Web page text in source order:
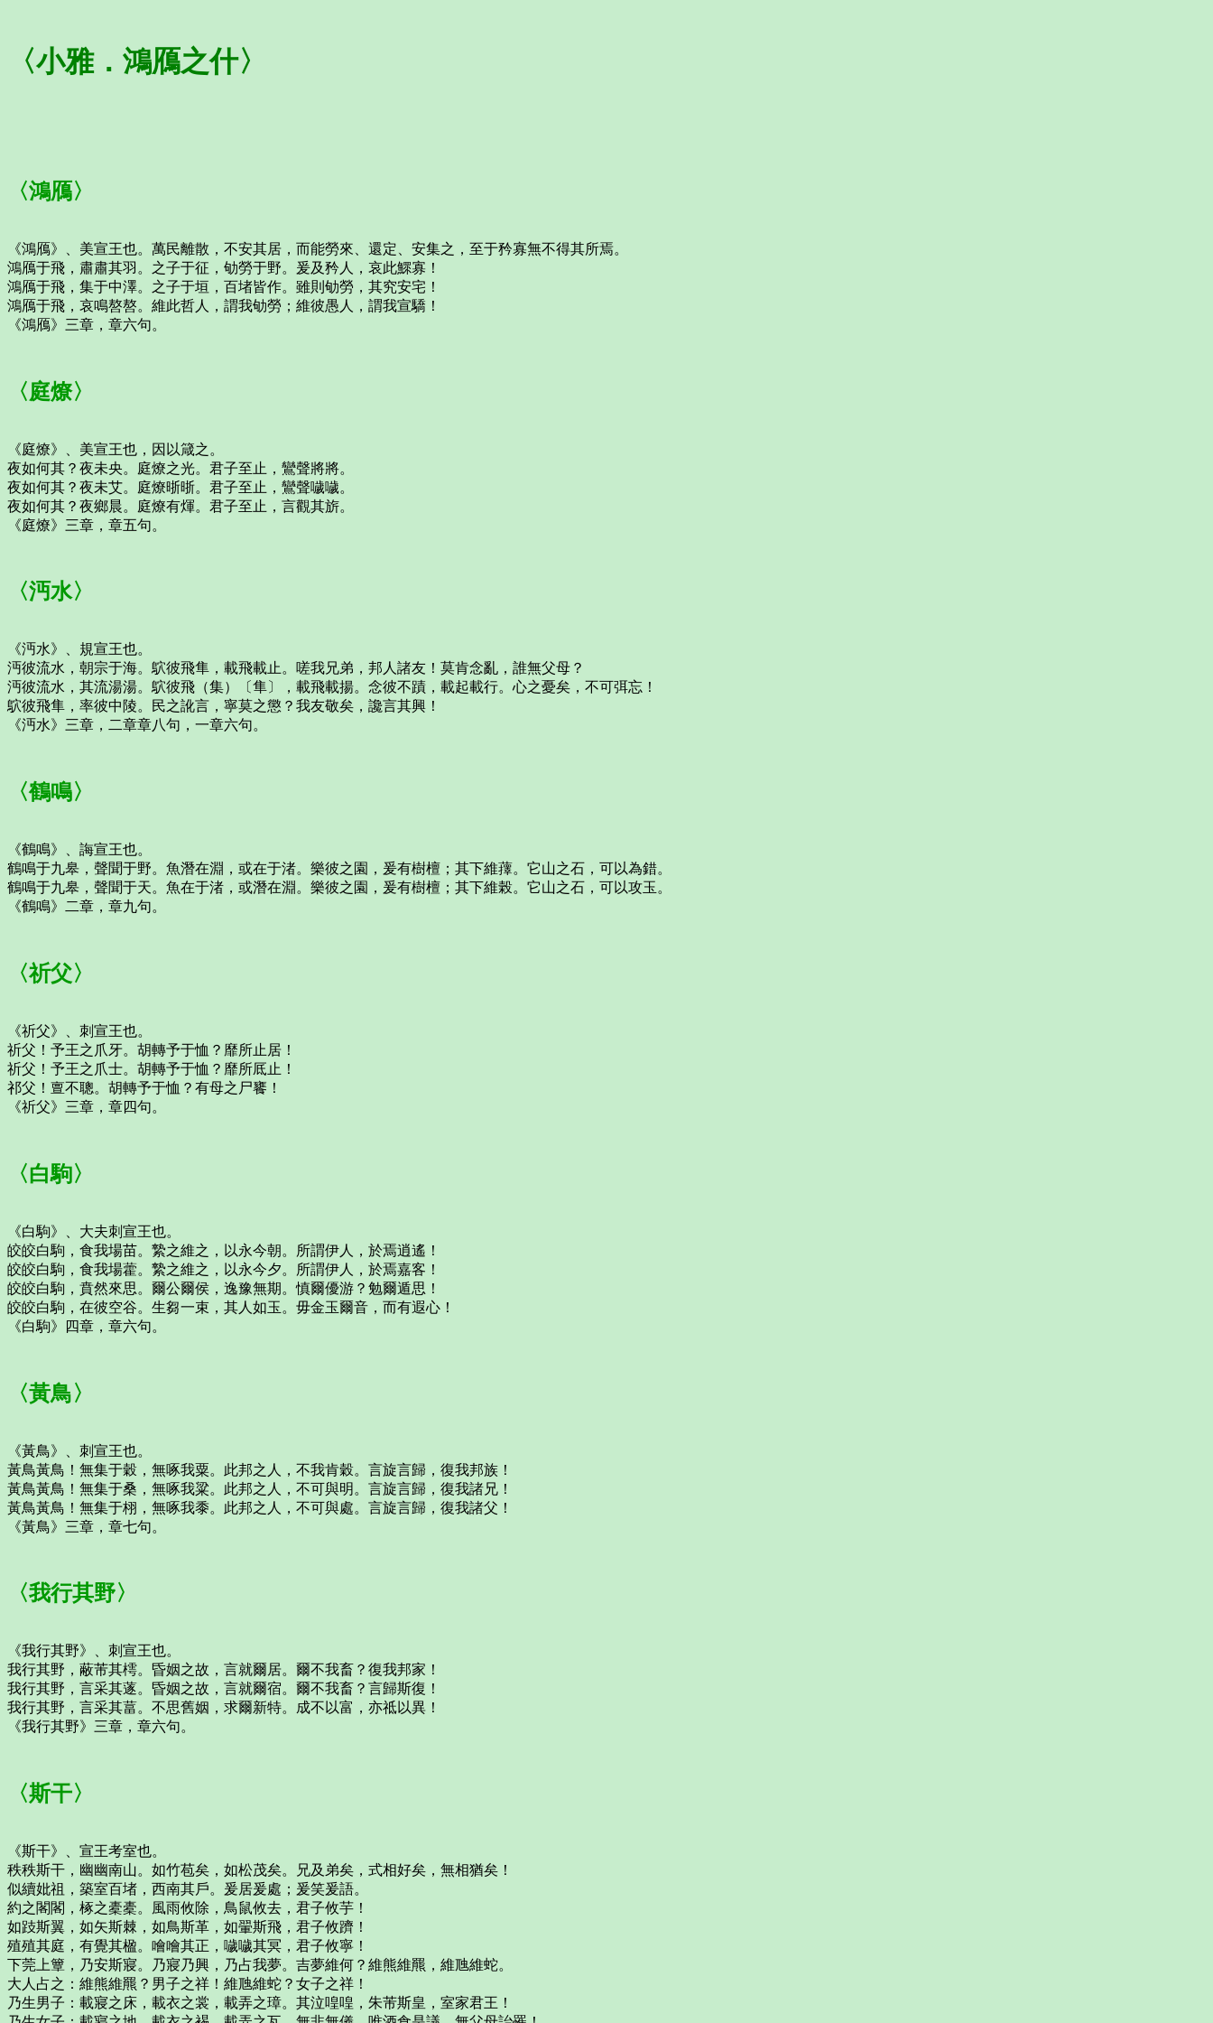
〈小雅．鴻鴈之什〉
〈鴻鴈〉
《鴻鴈》、美宣王也。萬民離散，不安其居，而能勞來、還定、安集之，至于矜寡無不得其所焉。
鴻鴈于飛，肅肅其羽。之子于征，劬勞于野。爰及矜人，哀此鰥寡！
鴻鴈于飛，集于中澤。之子于垣，百堵皆作。雖則劬勞，其究安宅！
鴻鴈于飛，哀鳴嗸嗸。維此哲人，謂我劬勞；維彼愚人，謂我宣驕！
《鴻鴈》三章，章六句。
〈庭燎〉
《庭燎》、美宣王也，因以箴之。
夜如何其？夜未央。庭燎之光。君子至止，鸞聲將將。
夜如何其？夜未艾。庭燎晣晣。君子至止，鸞聲噦噦。
夜如何其？夜鄉晨。庭燎有煇。君子至止，言觀其旂。
《庭燎》三章，章五句。
〈沔水〉
《沔水》、規宣王也。
沔彼流水，朝宗于海。鴥彼飛隼，載飛載止。嗟我兄弟，邦人諸友！莫肯念亂，誰無父母？
沔彼流水，其流湯湯。鴥彼飛（集）〔隼〕，載飛載揚。念彼不蹟，載起載行。心之憂矣，不可弭忘！
鴥彼飛隼，率彼中陵。民之訛言，寧莫之懲？我友敬矣，讒言其興！
《沔水》三章，二章章八句，一章六句。
〈鶴鳴〉
《鶴鳴》、誨宣王也。
鶴鳴于九皋，聲聞于野。魚潛在淵，或在于渚。樂彼之園，爰有樹檀；其下維蘀。它山之石，可以為錯。
鶴鳴于九皋，聲聞于天。魚在于渚，或潛在淵。樂彼之園，爰有樹檀；其下維榖。它山之石，可以攻玉。
《鶴鳴》二章，章九句。
〈祈父〉
《祈父》、刺宣王也。
祈父！予王之爪牙。胡轉予于恤？靡所止居！
祈父！予王之爪士。胡轉予于恤？靡所厎止！
祁父！亶不聰。胡轉予于恤？有母之尸饔！
《祈父》三章，章四句。
〈白駒〉
《白駒》、大夫刺宣王也。
皎皎白駒，食我場苗。縶之維之，以永今朝。所謂伊人，於焉逍遙！
皎皎白駒，食我場藿。縶之維之，以永今夕。所謂伊人，於焉嘉客！
皎皎白駒，賁然來思。爾公爾侯，逸豫無期。慎爾優游？勉爾遁思！
皎皎白駒，在彼空谷。生芻一束，其人如玉。毋金玉爾音，而有遐心！
《白駒》四章，章六句。
〈黃鳥〉
《黃鳥》、刺宣王也。
黃鳥黃鳥！無集于穀，無啄我粟。此邦之人，不我肯穀。言旋言歸，復我邦族！
黃鳥黃鳥！無集于桑，無啄我粱。此邦之人，不可與明。言旋言歸，復我諸兄！
黃鳥黃鳥！無集于栩，無啄我黍。此邦之人，不可與處。言旋言歸，復我諸父！
《黃鳥》三章，章七句。
〈我行其野〉
《我行其野》、刺宣王也。
我行其野，蔽芾其樗。昏姻之故，言就爾居。爾不我畜？復我邦家！
我行其野，言采其蓫。昏姻之故，言就爾宿。爾不我畜？言歸斯復！
我行其野，言采其葍。不思舊姻，求爾新特。成不以富，亦祗以異！
《我行其野》三章，章六句。
〈斯干〉
《斯干》、宣王考室也。
秩秩斯干，幽幽南山。如竹苞矣，如松茂矣。兄及弟矣，式相好矣，無相猶矣！
似續妣祖，築室百堵，西南其戶。爰居爰處；爰笑爰語。
約之閣閣，椓之橐橐。風雨攸除，鳥鼠攸去，君子攸芋！
如跂斯翼，如矢斯棘，如鳥斯革，如翬斯飛，君子攸躋！
殖殖其庭，有覺其楹。噲噲其正，噦噦其冥，君子攸寧！
下莞上簟，乃安斯寢。乃寢乃興，乃占我夢。吉夢維何？維熊維羆，維虺維蛇。
大人占之：維熊維羆？男子之祥！維虺維蛇？女子之祥！
乃生男子：載寢之床，載衣之裳，載弄之璋。其泣喤喤，朱芾斯皇，室家君王！